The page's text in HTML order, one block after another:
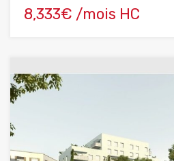
8,333€ /mois HC